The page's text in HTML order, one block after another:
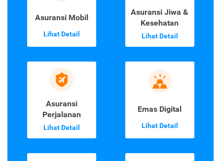
Asuransi Mobil
Lihat Detail
Asuransi Jiwa &
Kesehatan
Lihat Detail
Asuransi
Perjalanan
Lihat Detail
Emas Digital
Lihat Detail